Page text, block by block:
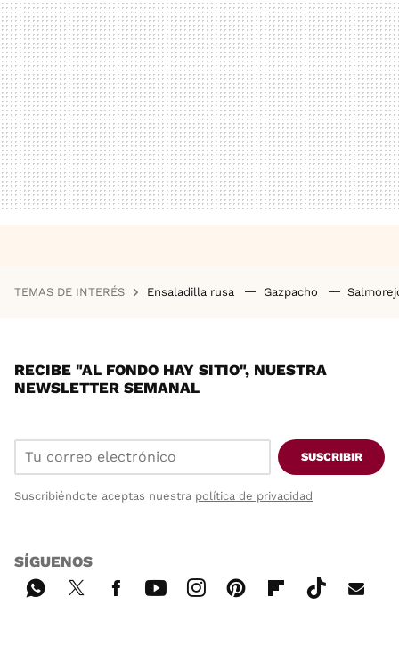
TEMAS DE INTERÉS Ensaladilla rusa Gazpacho
RECIBE "AL FONDO HAY SITIO", NUESTRA
NEWSLETTER SEMANAL
SUSCRIBIR
Suscribiéndote aceptas nuestra política de privacidad
SÍGUENOS